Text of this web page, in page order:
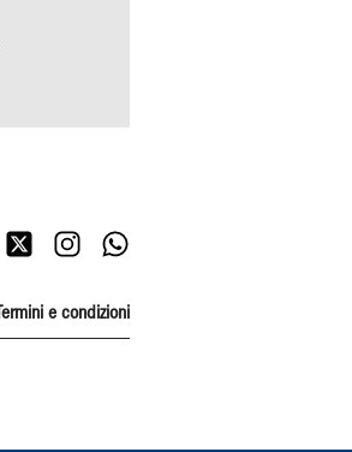
Termini e condizioni